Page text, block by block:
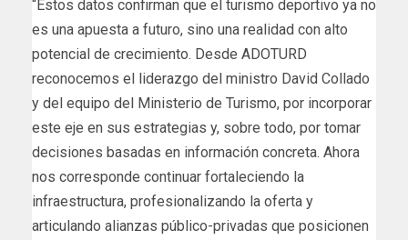
“Estos datos confirman que el turismo deportivo ya no
es una apuesta a futuro, sino una realidad con alto
potencial de crecimiento. Desde ADOTURD
reconocemos el liderazgo del ministro David Collado
y del equipo del Ministerio de Turismo, por incorporar
este eje en sus estrategias y, sobre todo, por tomar
decisiones basadas en información concreta. Ahora
nos corresponde continuar fortaleciendo la
infraestructura, profesionalizando la oferta y
articulando alianzas público-privadas que posicionen